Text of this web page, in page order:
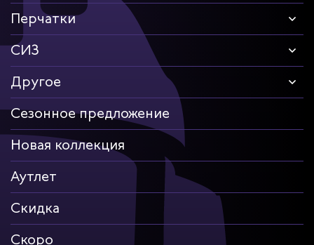
Перчатки
СИЗ
Другое
Сезонное предложение
Новая коллекция
Аутлет
Скидка
Скоро